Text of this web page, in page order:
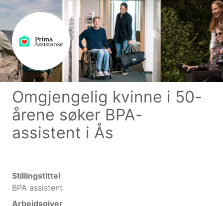
Omgjengelig kvinne i 50-
årene søker BPA-
assistent i Ås
Stillingstittel
BPA assistent
Arbeidsgiver